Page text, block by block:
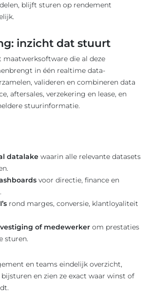
blijft sturen op rendement
inzicht dat stuurt
die al deze
in één realtime data-
valideren en combineren data
aftersales, verzekering en lease, en
stuurinformatie.
datalake waarin alle relevante datasets
voor directie, finance en
rond marges, conversie, klantloyaliteit
of medewerker om prestaties
sturen.
en teams eindelijk overzicht,
en zien ze exact waar winst of